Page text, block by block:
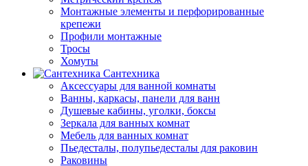
Монтажные элементы и перфорированные
крепежи
Профили монтажные
Тросы
Хомуты
Сантехника
Аксессуары для ванной комнаты
Ванны, каркасы, панели для ванн
Душевые кабины, уголки, боксы
Зеркала для ванных комнат
Мебель для ванных комнат
Пьедесталы, полупьедесталы для раковин
Раковины